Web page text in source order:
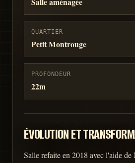
QUARTIER
Petit Montrouge
PROFONDEUR
22m
ÉVOLUTION ET
Salle refaite en 2018 avec l'aide de